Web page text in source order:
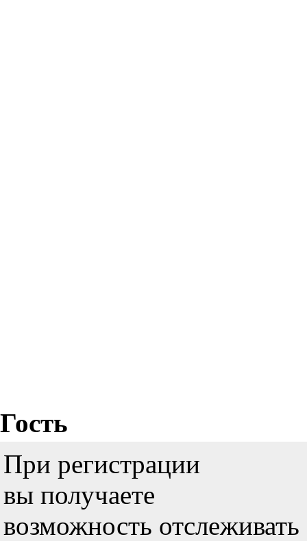
Гость
При регистрации
вы получаете
возможность